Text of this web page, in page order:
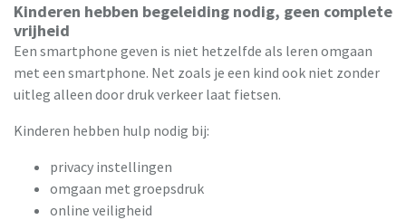
Kinderen hebben begeleiding nodig, geen complete
vrijheid
Een smartphone geven is niet hetzelfde als leren omgaan
met een smartphone. Net zoals je een kind ook niet zonder
uitleg alleen door druk verkeer laat fietsen.
Kinderen hebben hulp nodig bij:
privacy instellingen
omgaan met groepsdruk
online veiligheid